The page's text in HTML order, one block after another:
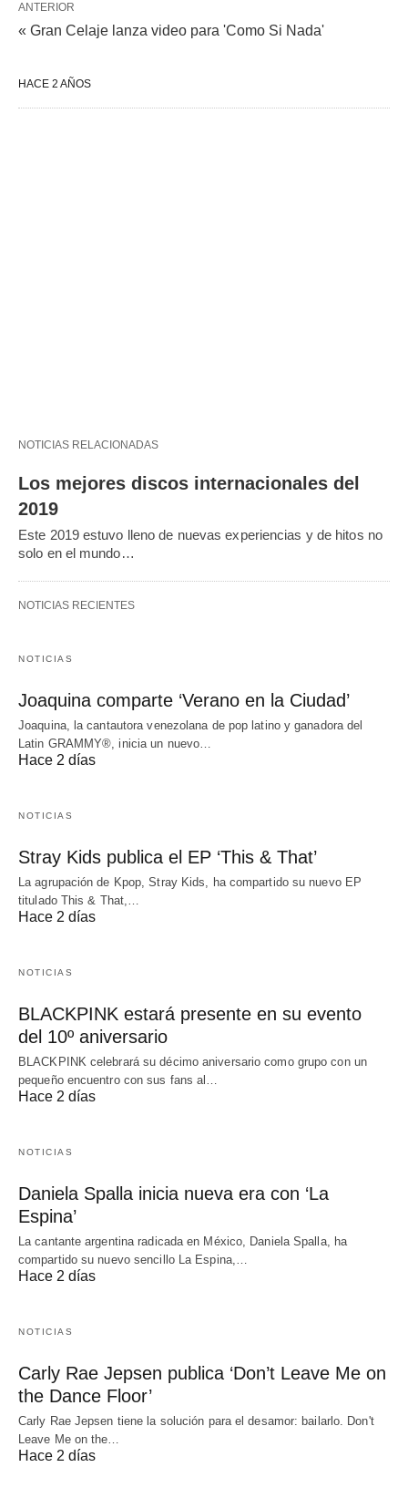
ANTERIOR
« Gran Celaje lanza video para 'Como Si Nada'
HACE 2 AÑOS
NOTICIAS RELACIONADAS
Los mejores discos internacionales del
2019
Este 2019 estuvo lleno de nuevas experiencias y de hitos no
solo en el mundo…
NOTICIAS RECIENTES
NOTICIAS
Joaquina comparte ‘Verano en la Ciudad’
Joaquina, la cantautora venezolana de pop latino y ganadora del
Latin GRAMMY®, inicia un nuevo…
Hace 2 días
NOTICIAS
Stray Kids publica el EP ‘This & That’
La agrupación de Kpop, Stray Kids, ha compartido su nuevo EP
titulado This & That,…
Hace 2 días
NOTICIAS
BLACKPINK estará presente en su evento
del 10º aniversario
BLACKPINK celebrará su décimo aniversario como grupo con un
pequeño encuentro con sus fans al…
Hace 2 días
NOTICIAS
Daniela Spalla inicia nueva era con ‘La
Espina’
La cantante argentina radicada en México, Daniela Spalla, ha
compartido su nuevo sencillo La Espina,…
Hace 2 días
NOTICIAS
Carly Rae Jepsen publica ‘Don’t Leave Me on
the Dance Floor’
Carly Rae Jepsen tiene la solución para el desamor: bailarlo. Don't
Leave Me on the…
Hace 2 días